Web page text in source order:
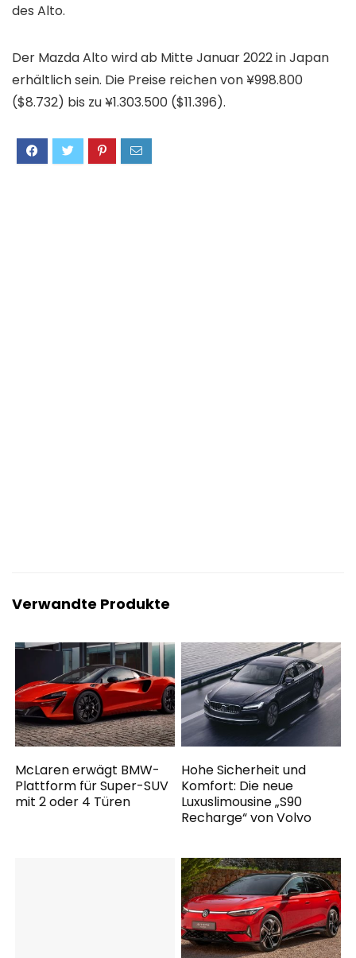
des Alto.
Der Mazda Alto wird ab Mitte Januar 2022 in Japan
erhältlich sein. Die Preise reichen von ¥998.800
($8.732) bis zu ¥1.303.500 ($11.396).
Verwandte Produkte
McLaren erwägt BMW-
Plattform für Super-SUV
mit 2 oder 4 Türen
Hohe Sicherheit und
Komfort: Die neue
Luxuslimousine „S90
Recharge“ von Volvo